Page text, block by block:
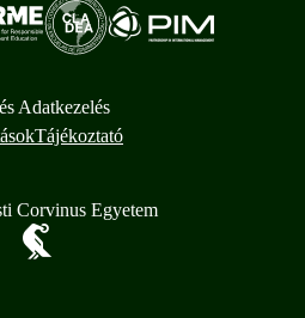
Adatkezelés
Tájékoztató
Corvinus Egyetem